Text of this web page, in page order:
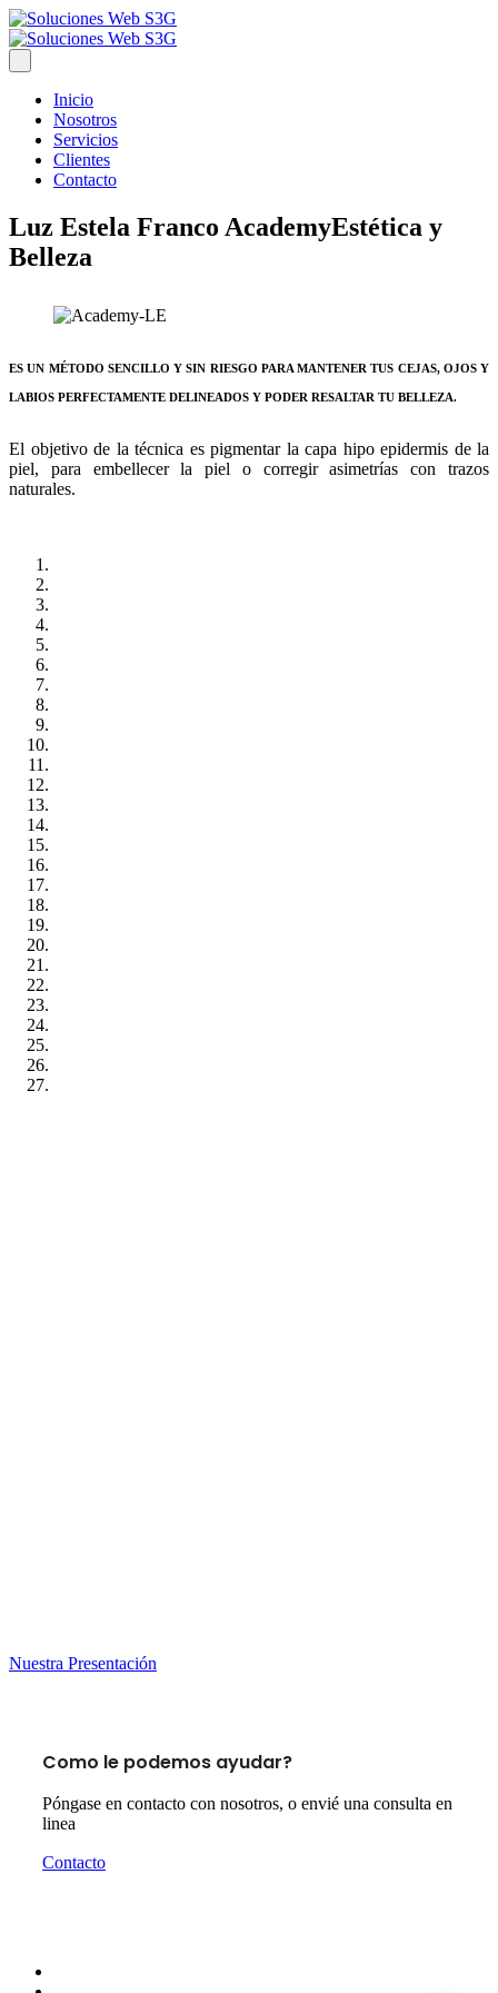
Inicio
Nosotros
Servicios
Clientes
Contacto
Luz Estela Franco AcademyEstética y
Belleza
ES UN MÉTODO SENCILLO Y SIN RIESGO PARA MANTENER TUS CEJAS, OJOS Y
LABIOS PERFECTAMENTE DELINEADOS Y PODER RESALTAR TU BELLEZA.
El objetivo de la técnica es pigmentar la capa hipo epidermis de la
piel, para embellecer la piel o corregir asimetrías con trazos
naturales.
Nuestra Presentación
Como le podemos ayudar?
Póngase en contacto con nosotros, o envié una consulta en
linea
Contacto